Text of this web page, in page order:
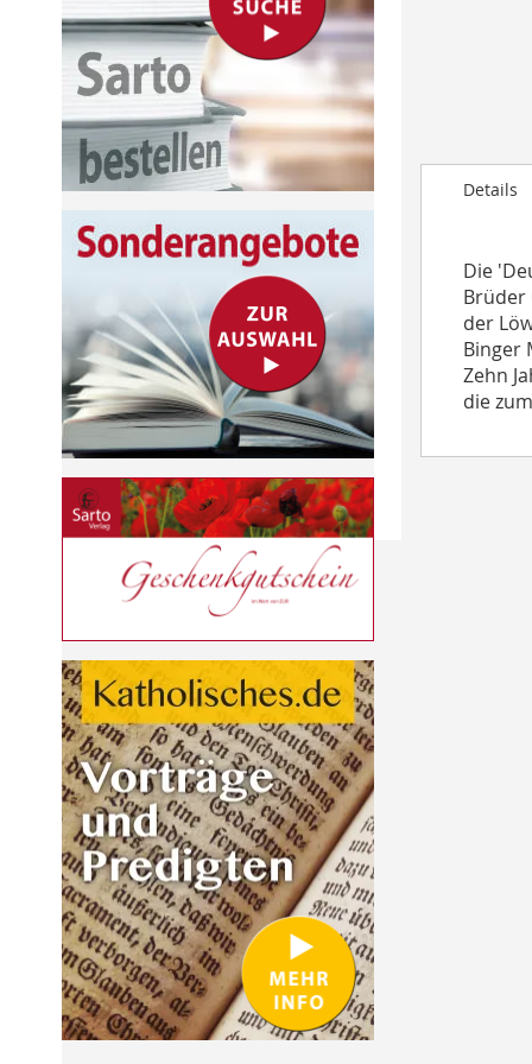
galleryDetails
Die
Brüder
der
Binger
Zehn
die